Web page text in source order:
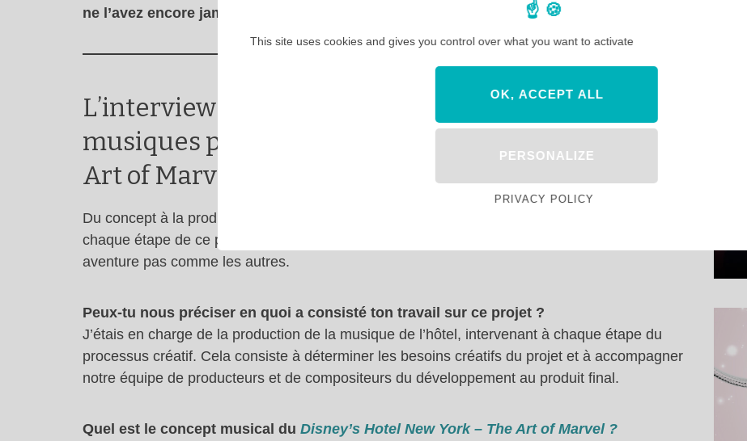
ne l’avez encore jamais entendue !
L’interview de Naveed Dezfoli, superviseur des
musiques pour le Disney’s Hotel New York – The
Art of Marvel à Disneyland Paris
Du concept à la production, le Superviseur de la Musique Naveed Dezfoli a accompagné
chaque étape de ce projet artistique unique en son genre. Il nous en dit plus sur cette
aventure pas comme les autres.
Peux-tu nous préciser en quoi a consisté ton travail sur ce projet ?
J’étais en charge de la production de la musique de l’hôtel, intervenant à chaque étape du
processus créatif. Cela consiste à déterminer les besoins créatifs du projet et à accompagner
notre équipe de producteurs et de compositeurs du développement au produit final.
Quel est le concept musical du Disney’s Hotel New York – The Art of Marvel ?
This site uses cookies and gives you control over what you want to activate
OK, ACCEPT ALL
PERSONALIZE
PRIVACY POLICY